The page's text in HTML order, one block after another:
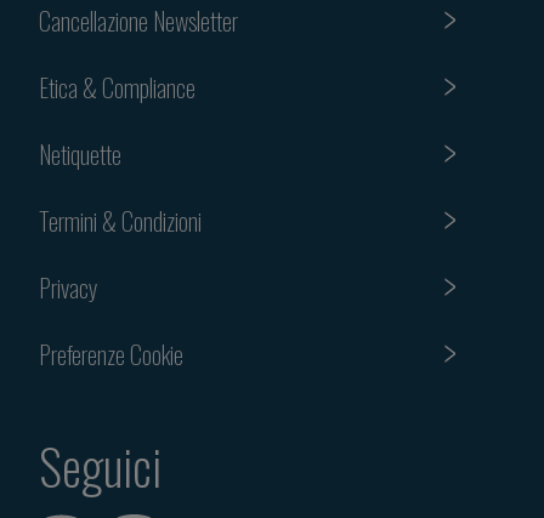
Cancellazione Newsletter
Etica & Compliance
Netiquette
Termini & Condizioni
Privacy
Preferenze Cookie
Seguici